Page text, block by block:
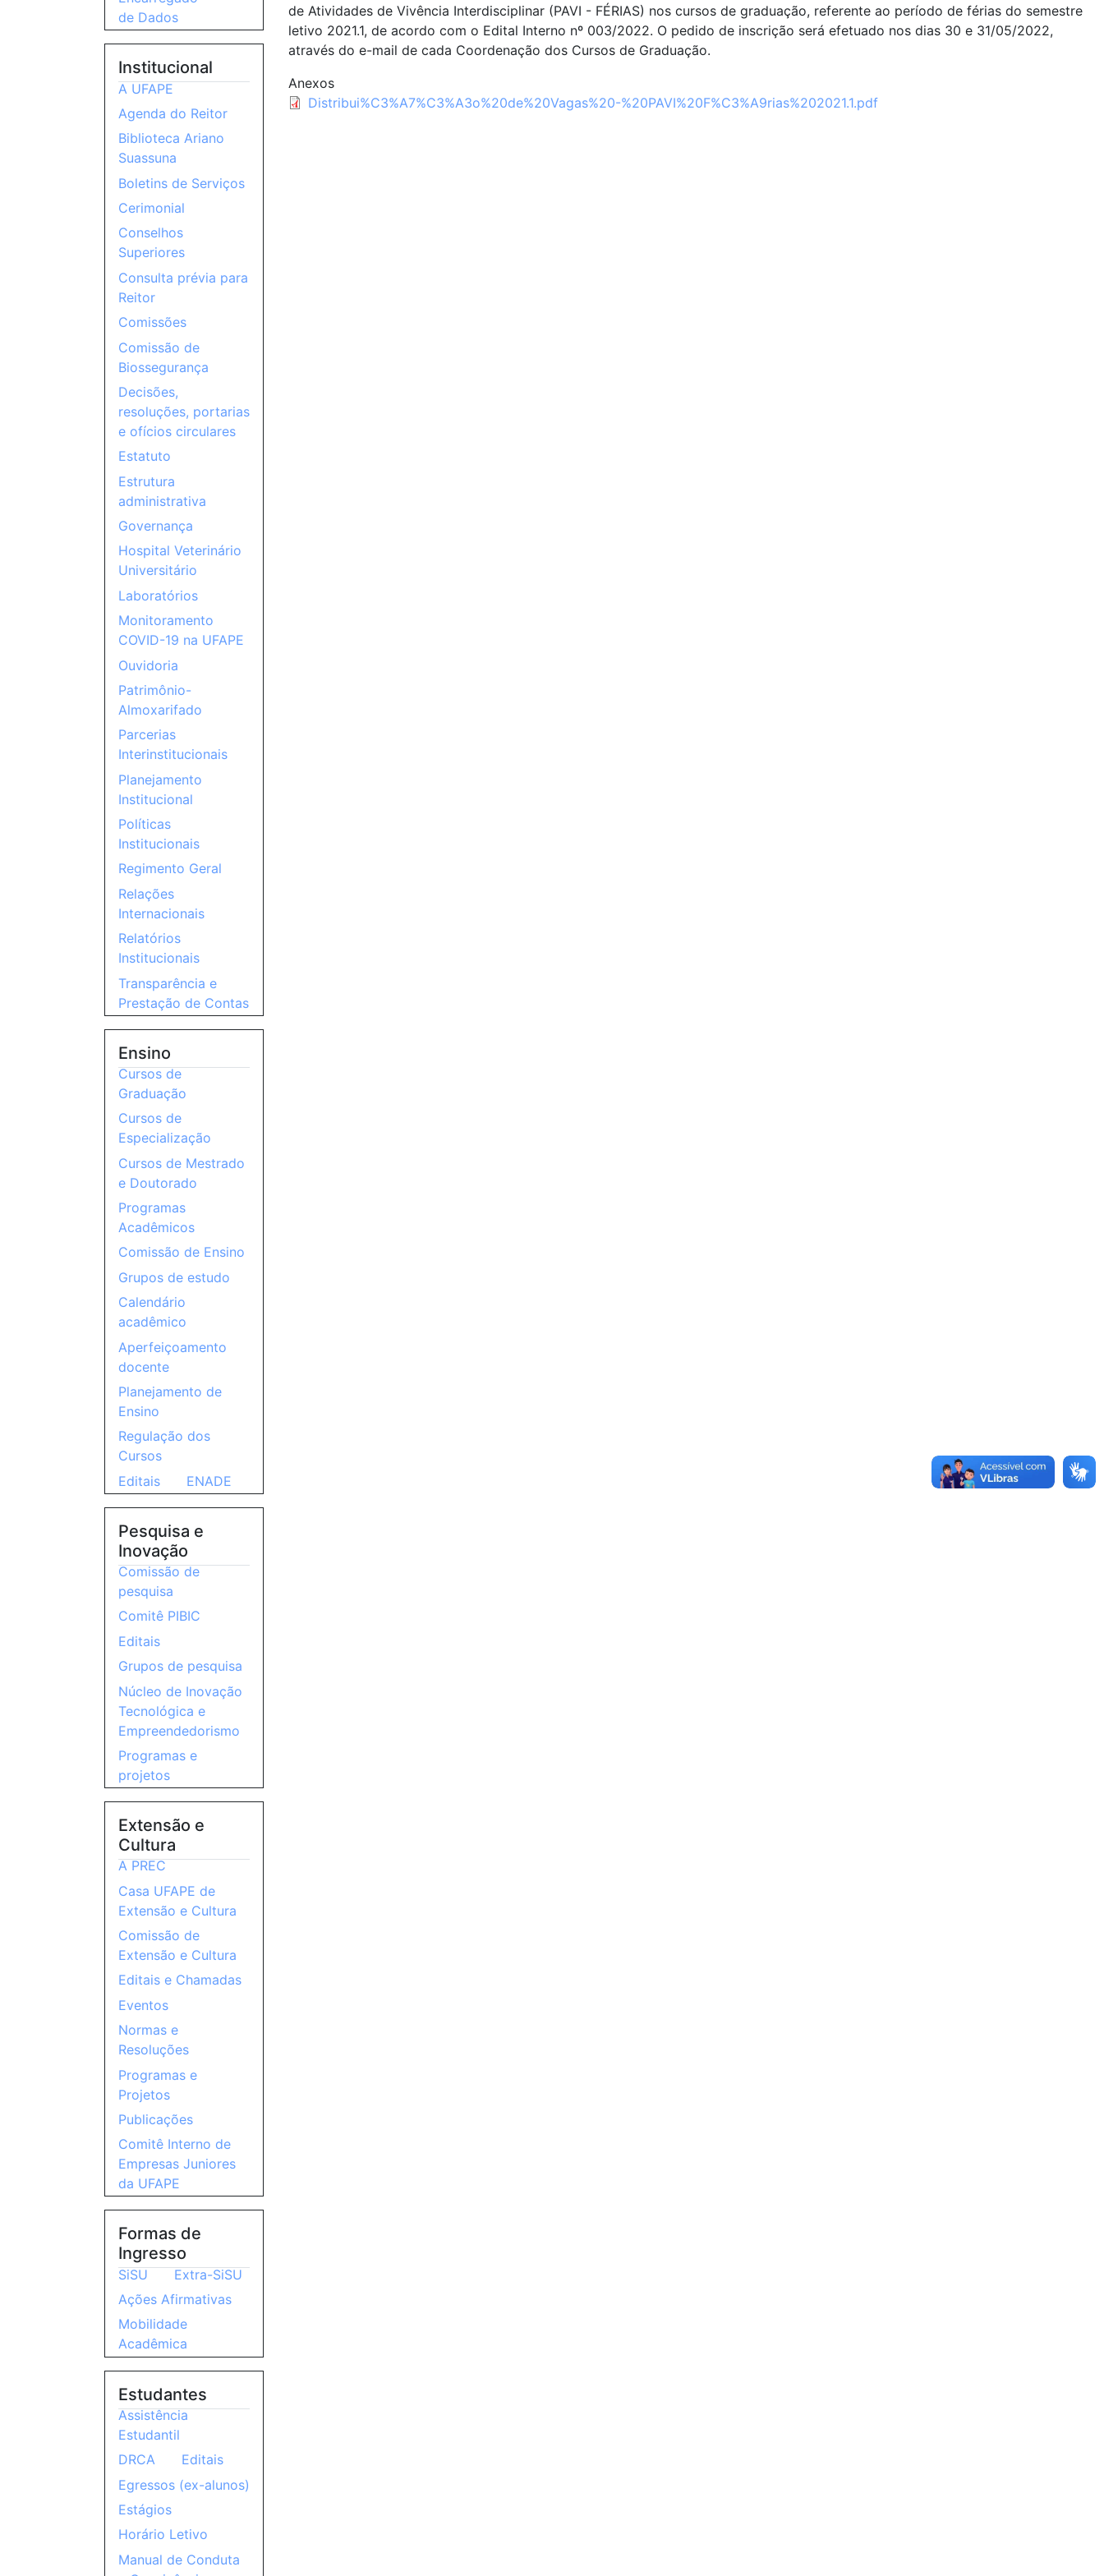
de Atividades de Vivência Interdisciplinar (PAVI - FÉRIAS) nos cursos de graduação, referente ao período de férias do semestre
letivo 2021.1, de acordo com o Edital Interno nº 003/2022. O pedido de inscrição será efetuado nos dias 30 e 31/05/2022,
através do e-mail de cada Coordenação dos Cursos de Graduação.
Anexos
Distribui%C3%A7%C3%A3o%20de%20Vagas%20-%20PAVI%20F%C3%A9rias%202021.1.pdf
de Dados
Institucional
A UFAPE
Agenda do Reitor
Biblioteca Ariano
Suassuna
Boletins de Serviços
Cerimonial
Conselhos
Superiores
Consulta prévia para
Reitor
Comissões
Comissão de
Biossegurança
Decisões,
resoluções, portarias
e ofícios circulares
Estatuto
Estrutura
administrativa
Governança
Hospital Veterinário
Universitário
Laboratórios
Monitoramento
COVID-19 na UFAPE
Ouvidoria
Patrimônio-
Almoxarifado
Parcerias
Interinstitucionais
Planejamento
Institucional
Políticas
Institucionais
Regimento Geral
Relações
Internacionais
Relatórios
Institucionais
Transparência e
Prestação de Contas
Ensino
Cursos de
Graduação
Cursos de
Especialização
Cursos de Mestrado
e Doutorado
Programas
Acadêmicos
Comissão de Ensino
Grupos de estudo
Calendário
acadêmico
Aperfeiçoamento
docente
Planejamento de
Ensino
Regulação dos
Cursos
Editais
ENADE
Pesquisa e
Inovação
Comissão de
pesquisa
Comitê PIBIC
Editais
Grupos de pesquisa
Núcleo de Inovação
Tecnológica e
Empreendedorismo
Programas e
projetos
Extensão e
Cultura
A PREC
Casa UFAPE de
Extensão e Cultura
Comissão de
Extensão e Cultura
Editais e Chamadas
Eventos
Normas e
Resoluções
Programas e
Projetos
Publicações
Comitê Interno de
Empresas Juniores
da UFAPE
Formas de
Ingresso
SiSU
Extra-SiSU
Ações Afirmativas
Mobilidade
Acadêmica
Estudantes
Assistência
Estudantil
DRCA
Editais
Egressos (ex-alunos)
Estágios
Horário Letivo
Manual de Conduta